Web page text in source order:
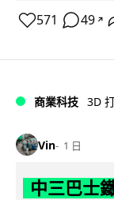
571 49 ↗
商業科技 3D
Vin 1 日
中三巴士